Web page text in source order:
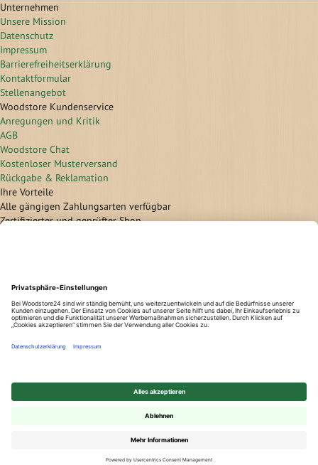
Unternehmen
Unsere Mission
Datenschutz
Impressum
Barrierefreiheitserklärung
Kontaktformular
Stellenangebot
Woodstore Kundenservice
Anregungen und Kritik
AGB
Woodstore Chat
Kostenloser Musterversand
Rückgabe & Reklamation
Ihre Vorteile
Alle gängigen Zahlungsarten verfügbar
Zertifizierter und geprüfter Shop
Überweisung
Lastschrift
Nachnahme
Kreditkarte